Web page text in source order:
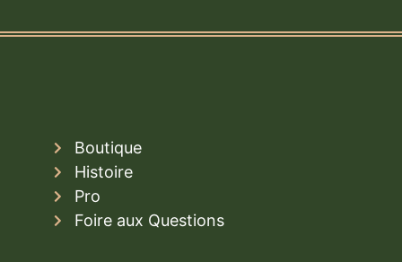
Boutique
Histoire
Pro
Foire aux Questions